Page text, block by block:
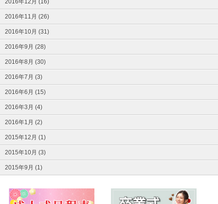
2016年12月 (16)
2016年11月 (26)
2016年10月 (31)
2016年9月 (28)
2016年8月 (30)
2016年7月 (3)
2016年6月 (15)
2016年3月 (4)
2016年1月 (2)
2015年12月 (1)
2015年10月 (3)
2015年9月 (1)